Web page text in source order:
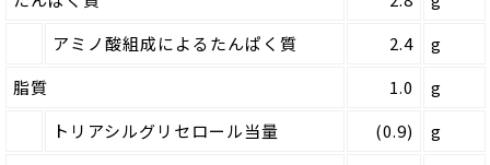
アミノ酸組成によるたんぱく質
2.4
g
脂質
1.0
g
トリアシルグリセロール当量
(0.9)
g